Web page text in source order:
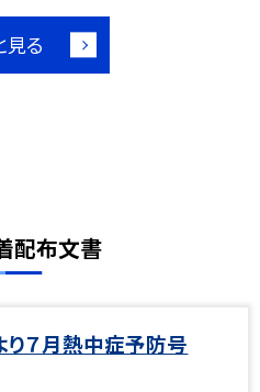
見る
配布文書
７月熱中症予防号